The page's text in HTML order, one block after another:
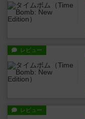
レビュー
レビュー